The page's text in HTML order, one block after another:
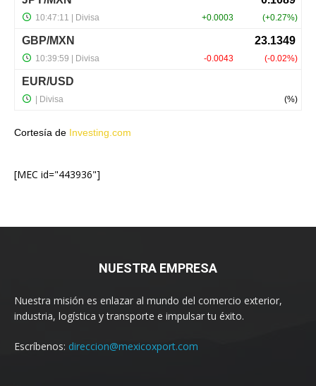
Cortesía de Investing.com
[MEC id="443936"]
NUESTRA EMPRESA
Nuestra misión es enlazar al mundo del comercio exterior,
industria, logística y transporte e impulsar tu éxito.
Escríbenos: direccion@mexicoxport.com